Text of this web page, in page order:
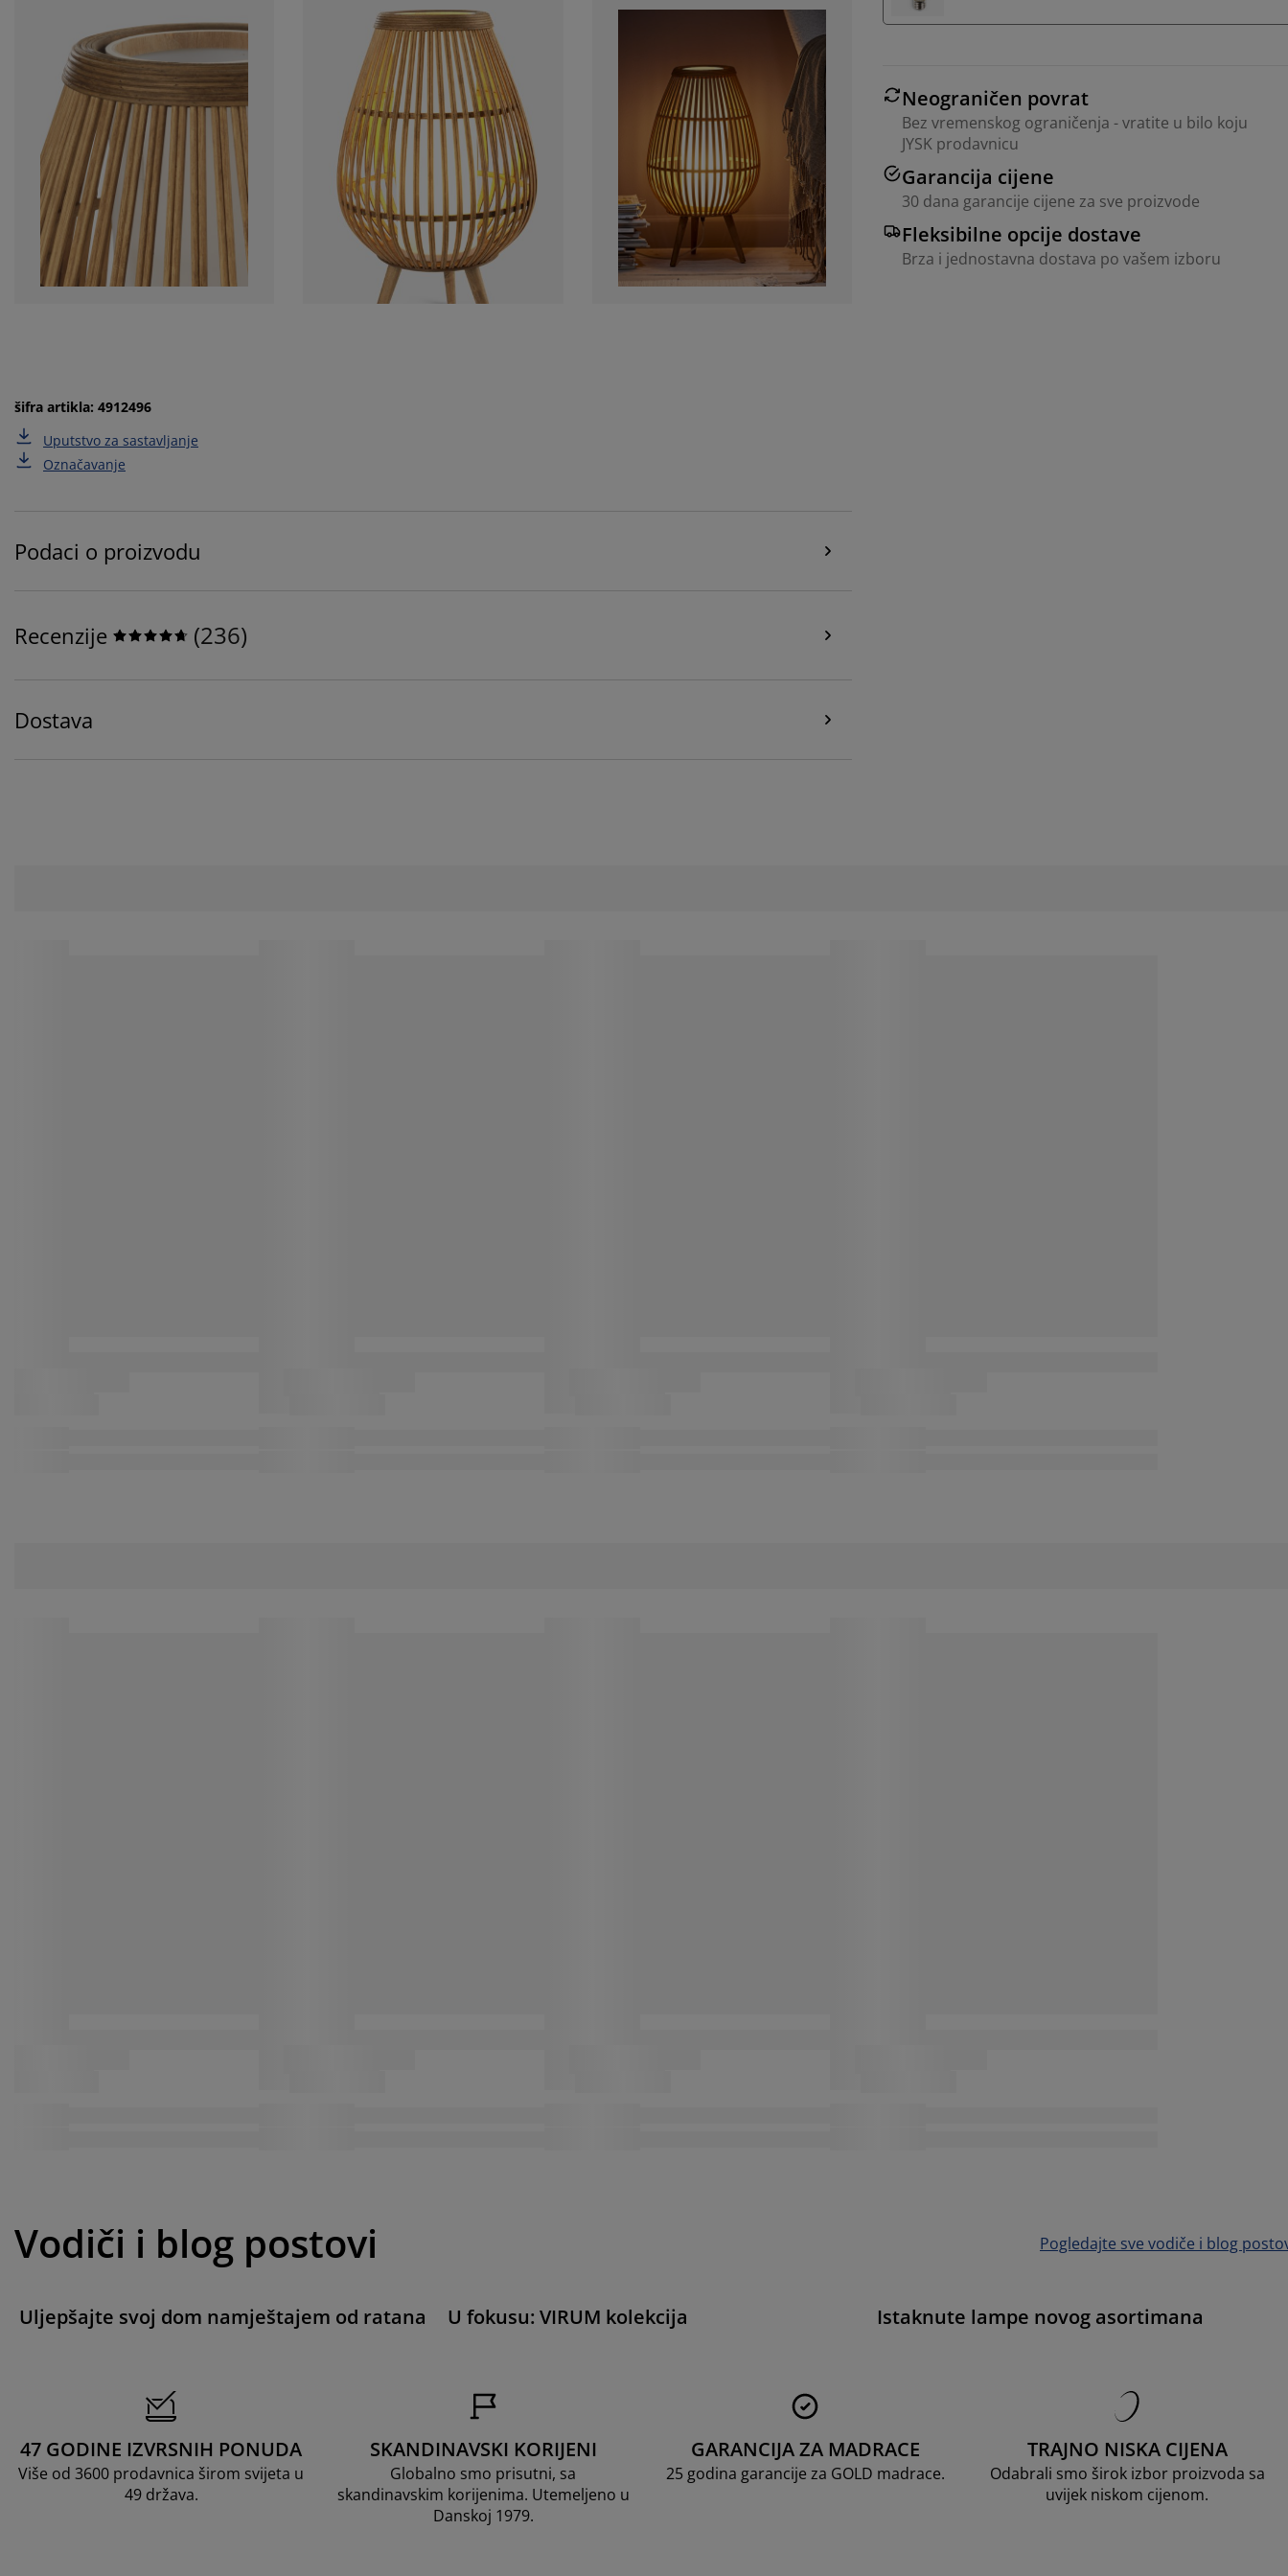
Neograničen povrat
Bez vremenskog ograničenja - vratite u bilo koju
JYSK prodavnicu
Garancija cijene
30 dana garancije cijene za sve proizvode
Fleksibilne opcije dostave
Brza i jednostavna dostava po vašem izboru
šifra artikla: 4912496
Uputstvo za sastavljanje
Označavanje
Podaci o proizvodu
Recenzije (236)
Dostava
Vodiči i blog postovi Pogledajte sve vodiče i blog
Uljepšajte svoj dom namještajem od ratana U fokusu: VIRUM kolekcija Istaknute lampe novog asortimana
47 GODINE IZVRSNIH PONUDA
Više od 3600 prodavnica širom svijeta u
49 država.
SKANDINAVSKI KORIJENI
Globalno smo prisutni, sa
skandinavskim korijenima. Utemeljeno u
Danskoj 1979.
GARANCIJA ZA MADRACE
25 godina garancije za GOLD madrace.
TRAJNO NISKA CIJENA
Odabrali smo širok izbor proizvoda sa
uvijek niskom cijenom.